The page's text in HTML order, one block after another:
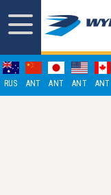
RUS ANT ANT ANT ANT